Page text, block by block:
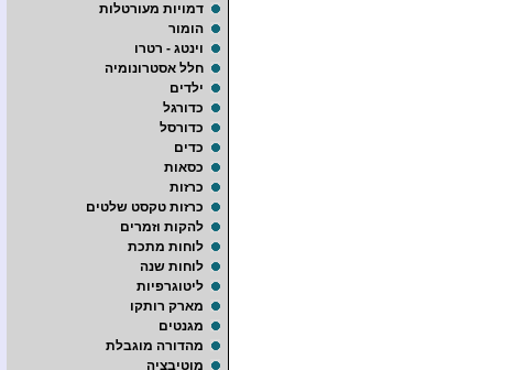
דמויות מעורטלות
הומור
וינטג - רטרו
חלל אסטרונומיה
ילדים
כדורגל
כדורסל
כדים
כסאות
כרזות
כרזות טקסט שלטים
להקות וזמרים
לוחות מתכת
לוחות שנה
ליטוגרפיות
מארק רותקו
מגנטים
מהדורה מוגבלת
מוטיבציה